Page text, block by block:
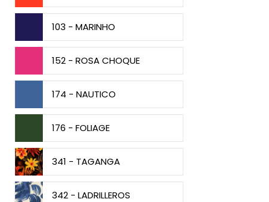
103 - MARINHO
152 - ROSA CHOQUE
174 - NAUTICO
176 - FOLIAGE
341 - TAGANGA
342 - LADRILLEROS